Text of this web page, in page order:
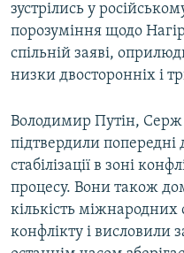
зустрілись у
порозуміння щодо
спільній заяві,
низки двосторонніх і
Володимир Путін, Серж
підтвердили попередні
стабілізації в зоні
процесу. Вони також
кількість міжнародних
конфлікту і висловили